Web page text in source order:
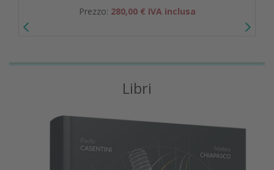
Prezzo: 280,00 € IVA inclusa
Libri